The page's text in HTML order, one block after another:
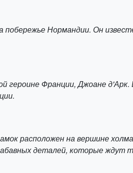
Нормандии. Он
героине Франции, Джоане
расположен на вершине
деталей, которые ждут